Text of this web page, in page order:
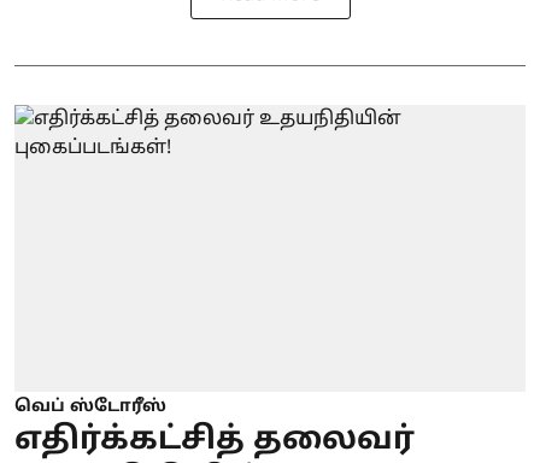
வெப் ஸ்டோரீஸ்
எதிர்க்கட்சித் தலைவர்